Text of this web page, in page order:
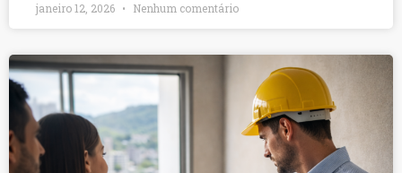
janeiro 12, 2026 Nenhum comentário